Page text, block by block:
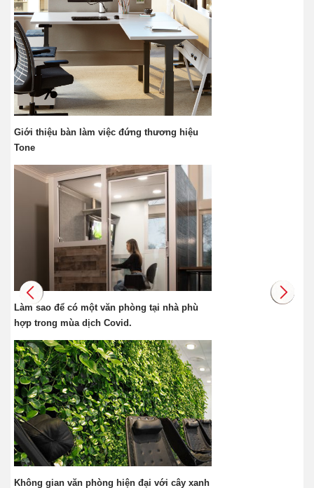
Giới thiệu bàn làm việc đứng thương hiệu
Tone
Làm sao để có một văn phòng tại nhà phù
hợp trong mùa dịch Covid.
Không gian văn phòng hiện đại với cây xanh